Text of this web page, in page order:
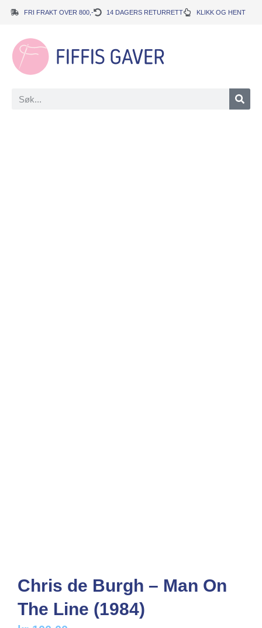
FRI FRAKT OVER 800,- 14 DAGERS RETURRETT KLIKK OG HENT
Chris de Burgh – Man On
The Line (1984)